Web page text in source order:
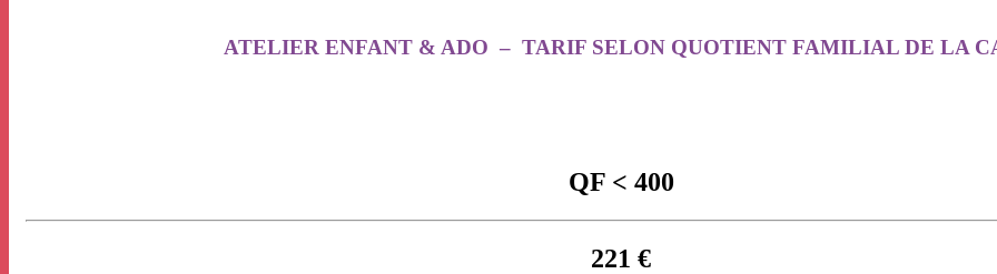
ATELIER ENFANT & ADO – TARIF SELON QUOTIENT FAMILIAL DE LA
QF < 400
221 €